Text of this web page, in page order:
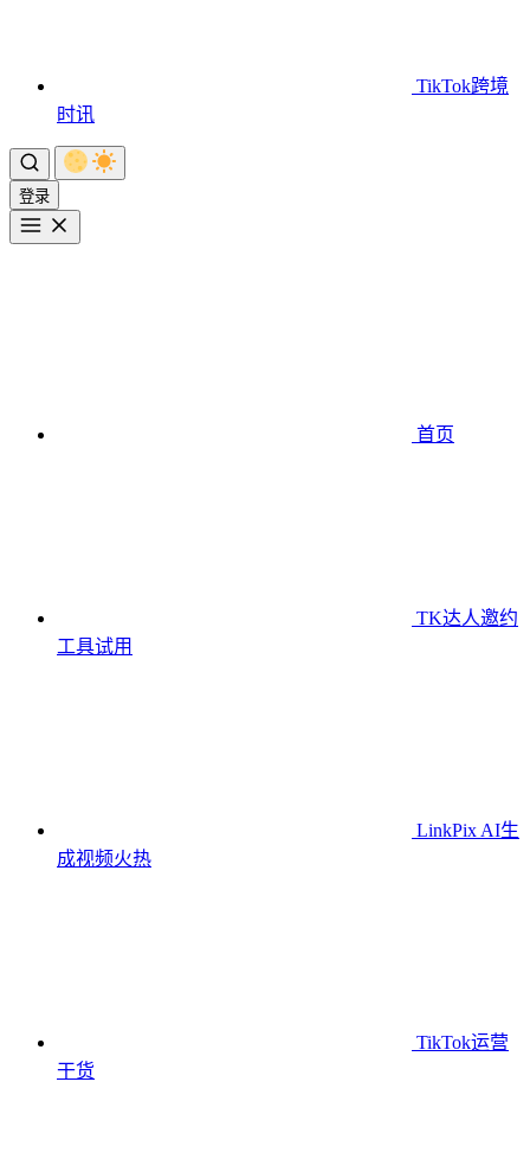
TikTok跨境
时讯
登录
首页
TK达人邀约
工具试用
LinkPix AI生
成视频火热
TikTok运营
干货